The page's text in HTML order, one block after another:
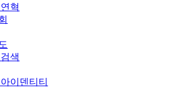
혁
색
이덴티티